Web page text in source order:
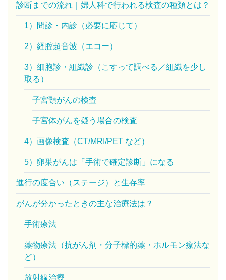
診断までの流れ｜婦人科で行われる検査の種類とは？
1）問診・内診（必要に応じて）
2）経腟超音波（エコー）
3）細胞診・組織診（こすって調べる／組織を少し
取る）
子宮頸がんの検査
子宮体がんを疑う場合の検査
4）画像検査（CT/MRI/PET など）
5）卵巣がんは「手術で確定診断」になる
進行の度合い（ステージ）と生存率
がんが分かったときの主な治療法は？
手術療法
薬物療法（抗がん剤・分子標的薬・ホルモン療法な
ど）
放射線治療